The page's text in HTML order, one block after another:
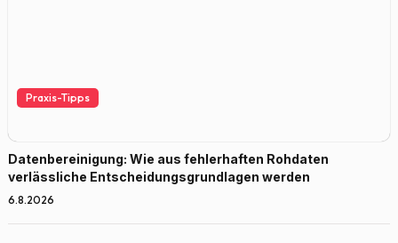
Praxis-Tipps
Datenbereinigung: Wie aus fehlerhaften Rohdaten
verlässliche Entscheidungsgrundlagen werden
6.8.2026